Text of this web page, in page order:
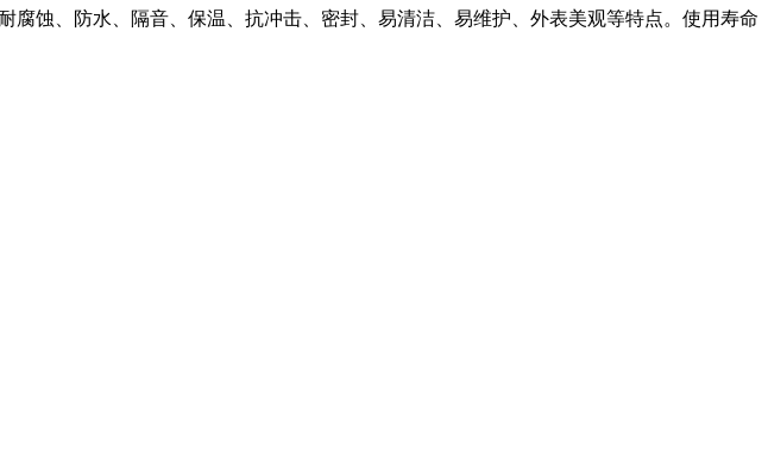
蚀、防水、隔音、保温、抗冲击、密封、易清洁、易维护、外表美观等特点。使用寿命